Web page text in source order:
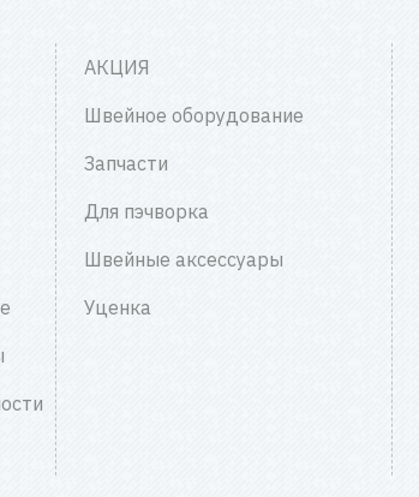
АКЦИЯ
Швейное оборудование
Запчасти
Для пэчворка
Швейные аксессуары
Уценка